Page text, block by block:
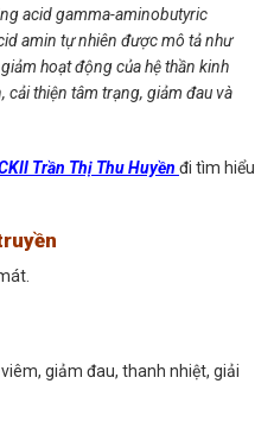
acid gamma-aminobutyric
amin tự nhiên được mô tả như
hoạt động của hệ thần kinh
thiện tâm trạng, giảm đau và
Trần Thị Thu Huyền đi tìm hiểu
giảm đau, thanh nhiệt, giải